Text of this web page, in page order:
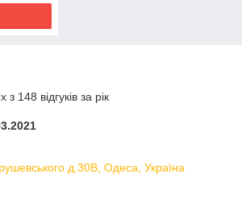
148 відгуків за рік
д.30В, Одеса, Україна